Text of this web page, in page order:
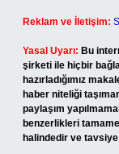
Reklam ve İletişim:
Yasal Uyarı: Bu
şirketi ile hiçbir
hazırladığımız
haber niteliği
paylaşım
benzerlikleri
halindedir ve